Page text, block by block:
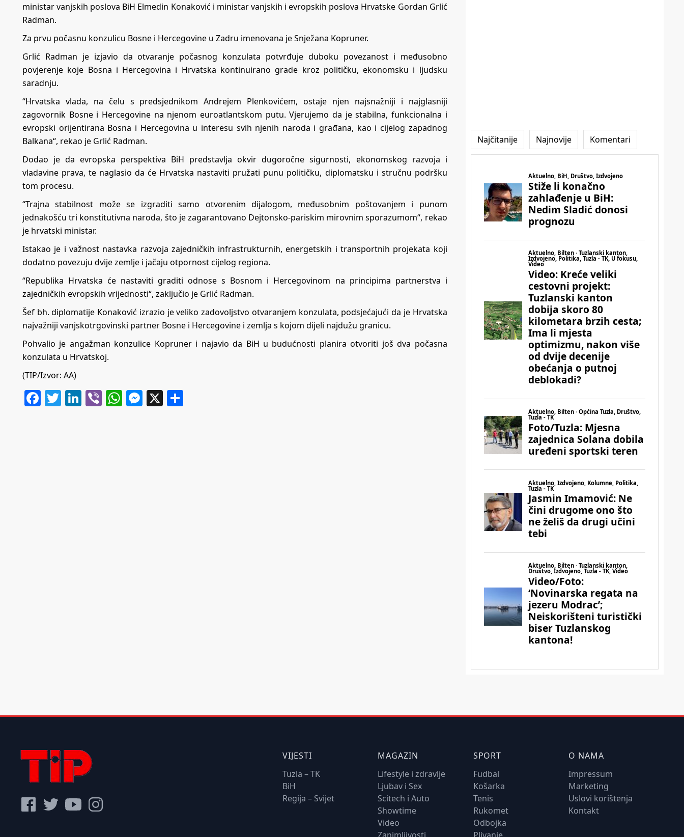
ministar vanjskih poslova BiH Elmedin Konaković i ministar vanjskih i evropskih poslova Hrvatske Gordan Grlić
Radman.
Za prvu počasnu konzulicu Bosne i Hercegovine u Zadru imenovana je Snježana Kopruner.
Grlić Radman je izjavio da otvaranje počasnog konzulata potvrđuje duboku povezanost i međusobno
povjerenje koje Bosna i Hercegovina i Hrvatska kontinuirano grade kroz političku, ekonomsku i ljudsku
saradnju.
“Hrvatska vlada, na čelu s predsjednikom Andrejem Plenkovićem, ostaje njen najsnažniji i najglasniji
zagovornik Bosne i Hercegovine na njenom euroatlantskom putu. Vjerujemo da je stabilna, funkcionalna i
evropski orijentirana Bosna i Hercegovina u interesu svih njenih naroda i građana, kao i cijelog zapadnog
Balkana“, rekao je Grlić Radman.
Dodao je da evropska perspektiva BiH predstavlja okvir dugoročne sigurnosti, ekonomskog razvoja i
vladavine prava, te naglasio da će Hrvatska nastaviti pružati punu političku, diplomatsku i stručnu podršku
tom procesu.
“Trajna stabilnost može se izgraditi samo otvorenim dijalogom, međusobnim poštovanjem i punom
jednakošću tri konstitutivna naroda, što je zagarantovano Dejtonsko-pariskim mirovnim sporazumom“, rekao
je hrvatski ministar.
Istakao je i važnost nastavka razvoja zajedničkih infrastrukturnih, energetskih i transportnih projekata koji
dodatno povezuju dvije zemlje i jačaju otpornost cijelog regiona.
“Republika Hrvatska će nastaviti graditi odnose s Bosnom i Hercegovinom na principima partnerstva i
zajedničkih evropskih vrijednosti“, zaključio je Grlić Radman.
Šef bh. diplomatije Konaković izrazio je veliko zadovoljstvo otvaranjem konzulata, podsjećajući da je Hrvatska
najvažniji vanjskotrgovinski partner Bosne i Hercegovine i zemlja s kojom dijeli najdužu granicu.
Pohvalio je angažman konzulice Kopruner i najavio da BiH u budućnosti planira otvoriti još dva počasna
konzulata u Hrvatskoj.
(TIP/Izvor: AA)
Facebook
Twitter
LinkedIn
ViberWhatsApp
Messenger
X
Najčitanije Najnovije Komentari
VIJESTI
Tuzla – TK
BiH
Regija – Svijet
MAGAZIN
Lifestyle i zdravlje
Ljubav i Sex
Scitech i Auto
Showtime
Video
Zanimljivosti
SPORT
Fudbal
Košarka
Tenis
Rukomet
Odbojka
Plivanje
O NAMA
Impressum
Marketing
Uslovi korištenja
Kontakt